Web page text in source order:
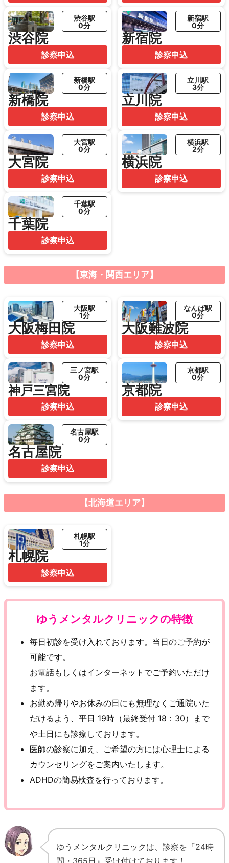
渋谷院
渋谷駅
0分
診察申込
新宿院
新宿駅
0分
診察申込
新橋院
新橋駅
0分
診察申込
立川院
立川駅
3分
診察申込
大宮院
大宮駅
0分
診察申込
横浜院
横浜駅
2分
診察申込
千葉院
千葉駅
0分
診察申込
【東海・関西エリア】
大阪梅田院
大阪駅
1分
診察申込
大阪難波院
なんば駅
0分
診察申込
神戸三宮院
三ノ宮駅
0分
診察申込
京都院
京都駅
0分
診察申込
名古屋院
名古屋駅
0分
診察申込
【北海道エリア】
札幌院
札幌駅
1分
診察申込
ゆうメンタルクリニックの特徴
毎日初診を受け入れております。当日のご予約が
可能です。
お電話もしくはインターネットでご予約いただけ
ます。
お勤め帰りやお休みの日にも無理なくご通院いた
だけるよう、平日 19時（最終受付 18：30）まで
や土日にも診療しております。
医師の診察に加え、ご希望の方には心理士による
カウンセリングをご案内いたします。
ADHDの簡易検査を行っております。
ゆうメンタルクリニックは、診察を『24時
間・365日』受け付けております！